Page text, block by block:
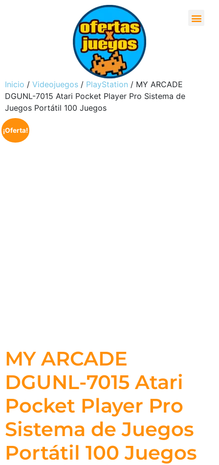
Inicio / Videojuegos / PlayStation / MY ARCADE
DGUNL-7015 Atari Pocket Player Pro Sistema de
Juegos Portátil 100 Juegos
¡Oferta!
MY ARCADE
DGUNL-7015 Atari
Pocket Player Pro
Sistema de Juegos
Portátil 100 Juegos